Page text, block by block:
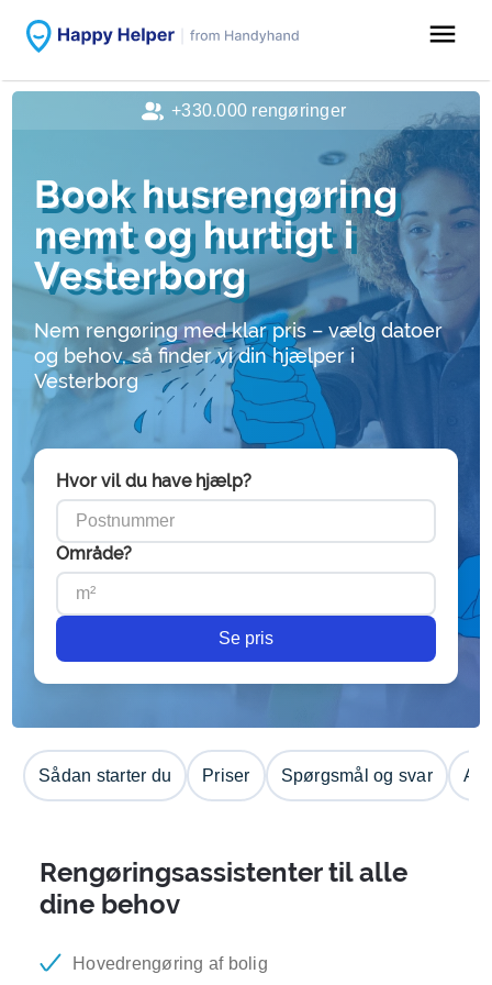
menu
Book husrengøring
nemt og hurtigt i
Vesterborg
Nem rengøring med klar pris – vælg datoer
og behov, så finder vi din hjælper i
Vesterborg
Hvor vil du have hjælp?
Område?
Se pris
Sådan starter du Priser Spørgsmål og svar
Rengøringsassistenter til alle
dine behov
Hovedrengøring af bolig
+330.000 rengøringer